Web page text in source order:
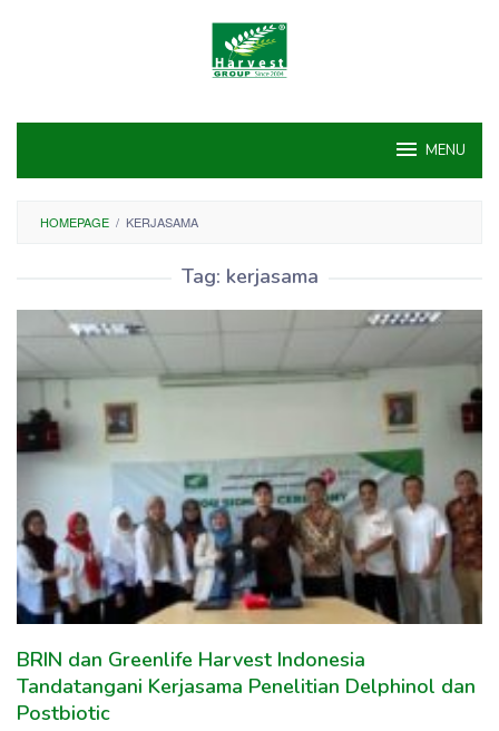
MENU
HOMEPAGE / KERJASAMA
Tag: kerjasama
BRIN dan Greenlife Harvest Indonesia
Tandatangani Kerjasama Penelitian Delphinol dan
Postbiotic